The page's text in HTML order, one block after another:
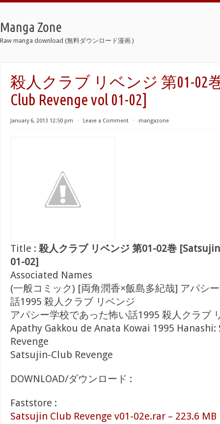
Manga Zone
Raw manga download (無料ダウンロード漫画 )
殺人クラブ リベンジ 第01-02
Club Revenge vol 01-02]
January 6, 2013 12:50 pm ⋅ Leave a Comment ⋅ mangazone
Title : 殺人クラブ リベンジ 第01-02巻
01-02]
Associated Names
(一般コミック) [両角潤香×飯島多紀哉] アパシ
話1995 殺人クラブ リベンジ
アパシー学校であった怖い話1995 殺人クラブ
Apathy Gakkou de Anata Kowai 1995
Revenge
Satsujin-Club Revenge
DOWNLOAD/ダウンロード :
Faststore :
Satsujin Club Revenge v01-02e.rar – 223.6 MB